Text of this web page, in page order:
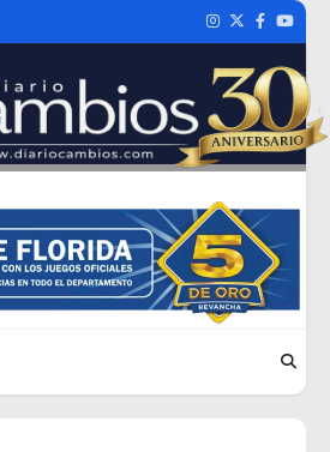
Instagram
TwitterFacebook